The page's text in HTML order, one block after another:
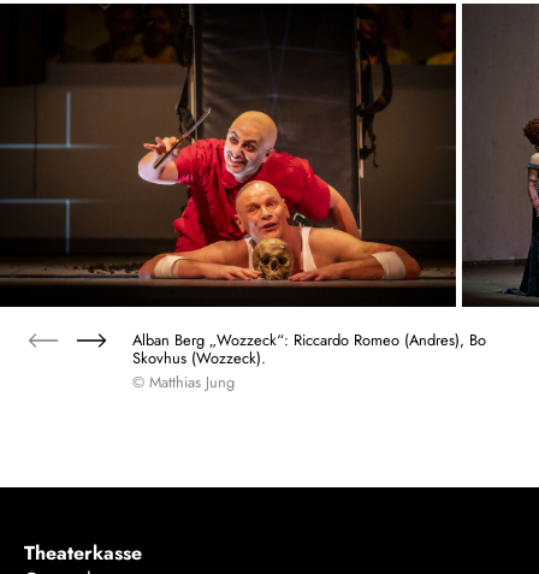
Alban Berg „Wozzeck“: Riccardo Romeo (Andres), Bo
Skovhus (Wozzeck).
© Matthias Jung
Theaterkasse